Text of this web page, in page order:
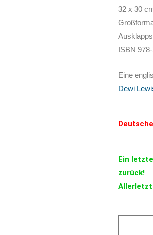
32 x 30
ISBN
Eine
Dewi
Ein
zurück!